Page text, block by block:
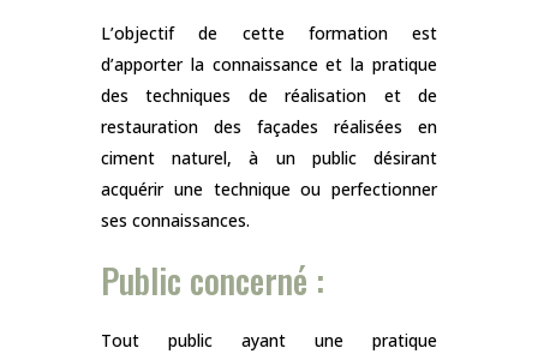
L’objectif de cette formation est
d’apporter la connaissance et la pratique
des techniques de réalisation et de
restauration des façades réalisées en
ciment naturel, à un public désirant
acquérir une technique ou perfectionner
ses connaissances.
Public concerné :
Tout public ayant une pratique